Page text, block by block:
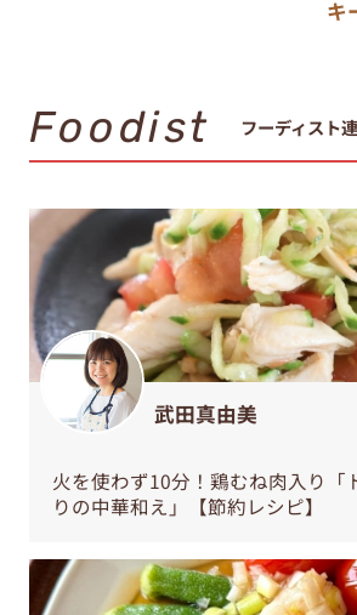
キ
Foodist フーディスト
武田真由美
火を使わず10分！鶏むね肉入り「
りの中華和え」【節約レシピ】